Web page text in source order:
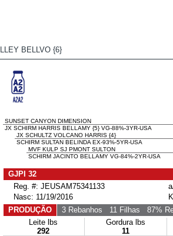
BELLVO {6}
SUNSET CANYON DIMENSION
JX SCHIRM HARRIS BELLAMY {5} VG-88%-3YR-USA
JX SCHULTZ VOLCANO HARRIS {4}
SCHIRM SULTAN BELINDA EX-93%-5YR-USA
MVF KULP SJ PMONT SULTON
SCHIRM JACINTO BELLAMY VG-84%-2YR-USA
GJPI 32
Reg. #: JEUSAM75341133
Nasc: 11/19/2016
PRODUÇÃO
3 Rebanhos 11 Filhas 87%
Leite lbs
292
Gordura lbs
11